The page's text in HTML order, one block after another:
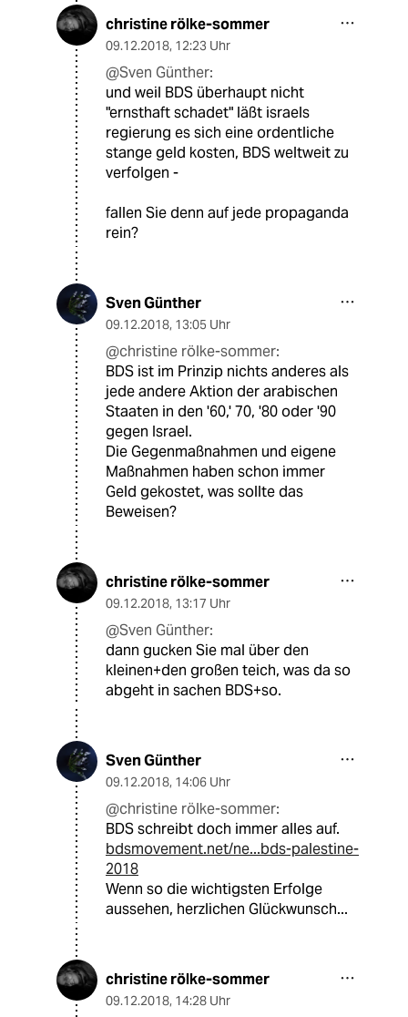
christine rölke-sommer
09.12.2018, 12:23 Uhr
@Sven Günther:
und weil BDS überhaupt nicht
"ernsthaft schadet" läßt israels
regierung es sich eine ordentliche
stange geld kosten, BDS weltweit zu
verfolgen -
fallen Sie denn auf jede propaganda
rein?
Sven Günther
09.12.2018, 13:05 Uhr
@christine rölke-sommer:
BDS ist im Prinzip nichts anderes als
jede andere Aktion der arabischen
Staaten in den '60,' 70, '80 oder '90
gegen Israel.
Die Gegenmaßnahmen und eigene
Maßnahmen haben schon immer
Geld gekostet, was sollte das
Beweisen?
christine rölke-sommer
09.12.2018, 13:17 Uhr
@Sven Günther:
dann gucken Sie mal über den
kleinen+den großen teich, was da so
abgeht in sachen BDS+so.
Sven Günther
09.12.2018, 14:06 Uhr
@christine rölke-sommer:
BDS schreibt doch immer alles auf.
bdsmovement.net/ne...bds-palestine-
2018
Wenn so die wichtigsten Erfolge
aussehen, herzlichen Glückwunsch...
christine rölke-sommer
09.12.2018, 14:28 Uhr